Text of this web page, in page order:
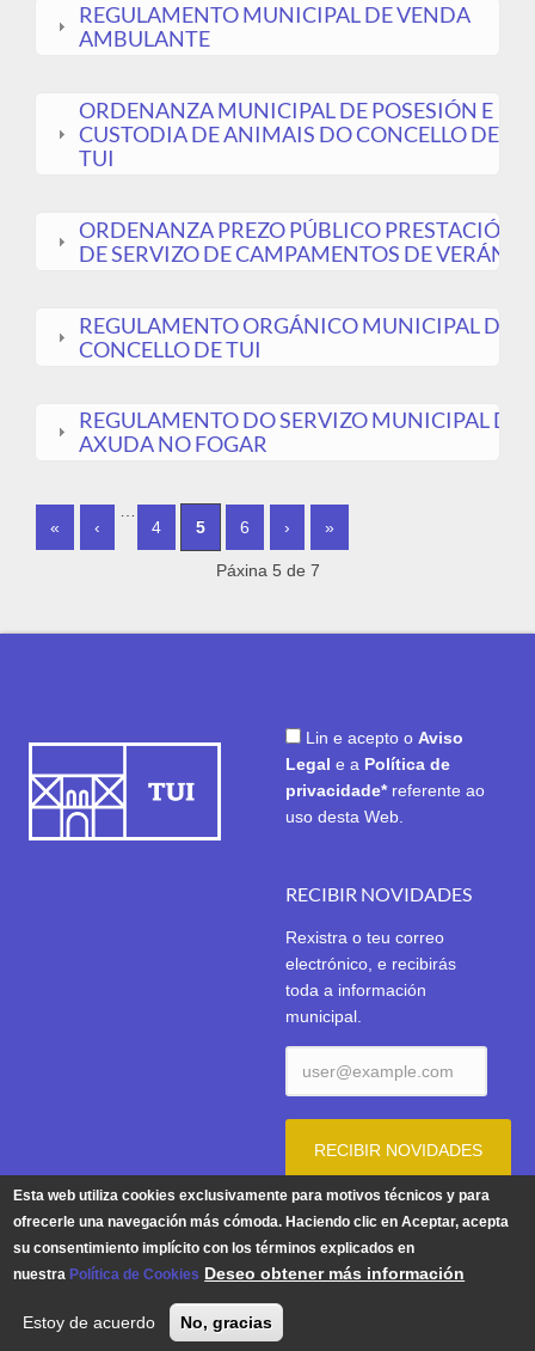
REGULAMENTO MUNICIPAL DE VENDA
AMBULANTE
ORDENANZA MUNICIPAL DE POSESIÓN E
CUSTODIA DE ANIMAIS DO CONCELLO DE
TUI
ORDENANZA PREZO PÚBLICO PRESTACIÓN
DE SERVIZO DE CAMPAMENTOS DE VERÁN
REGULAMENTO ORGÁNICO MUNICIPAL DO
CONCELLO DE TUI
REGULAMENTO DO SERVIZO MUNICIPAL DE
AXUDA NO FOGAR
PÁXINAS
« ‹
…
4
5 6 › »
Páxina 5 de 7
Lin e acepto o Aviso
Legal e a Política de
privacidade* referente ao
uso desta Web.
RECIBIR NOVIDADES
Rexistra o teu correo
electrónico, e recibirás
toda a información
municipal.
Aviso Legal |Política de Privacidade|Política de Cookies
© 2026 | Concello de Tui. Praza do Concello 1. 36700 TUI -
Teléfono: 986 603 625
Esta web utiliza cookies exclusivamente para motivos técnicos y para
ofrecerle una navegación más cómoda. Haciendo clic en Aceptar, acepta
su consentimiento implícito con los términos explicados en
nuestra Política de Cookies Deseo obtener más información
Estoy de acuerdo No, gracias